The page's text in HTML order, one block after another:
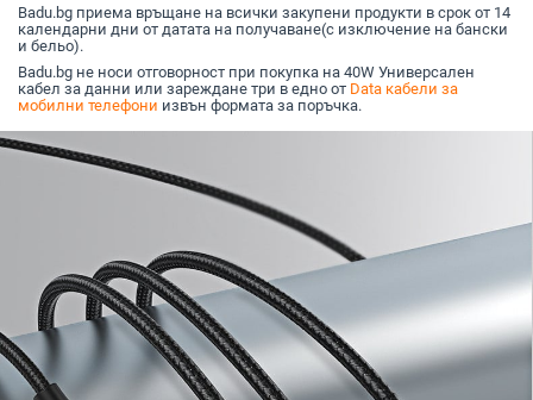
Badu.bg приема връщане на всички закупени продукти в срок от 14
календарни дни от датата на получаване(с изключение на бански
и бельо).
Badu.bg не носи отговорност при покупка на 40W Универсален
кабел за данни или зареждане три в едно от Data кабели за
мобилни телефони извън формата за поръчка.